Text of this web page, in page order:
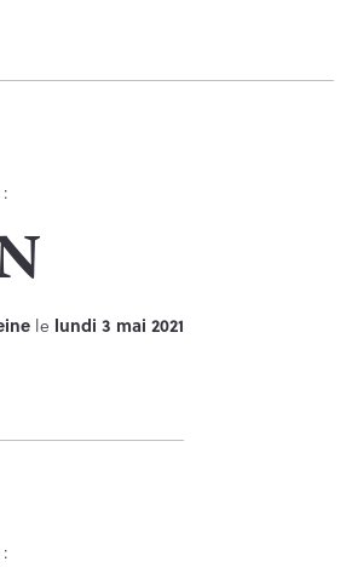
le lundi 3 mai 2021